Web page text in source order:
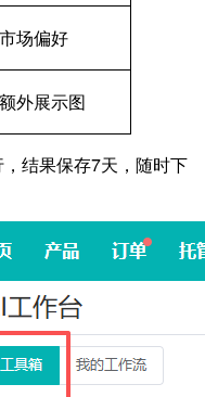
场偏好
外展示图
结果保存7天，随时下